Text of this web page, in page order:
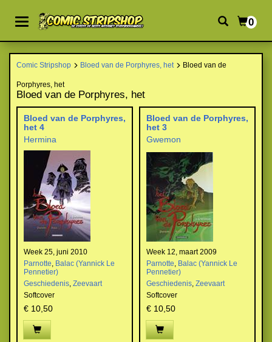
0
Comic Stripshop Bloed van de Porphyres, het Bloed van de
Porphyres, het
Bloed van de Porphyres, het
Bloed van de Porphyres,
het 4
Hermina
Week 25, juni 2010
Parnotte, Balac (Yannick Le
Pennetier)
Geschiedenis, Zeevaart
Softcover
€ 10,50
Bloed van de Porphyres,
het 3
Gwemon
Week 12, maart 2009
Parnotte, Balac (Yannick Le
Pennetier)
Geschiedenis, Zeevaart
Softcover
€ 10,50